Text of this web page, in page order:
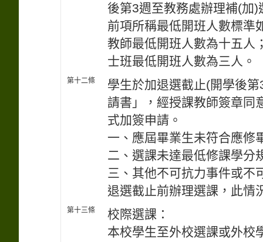
後第3週至教務處辦理補(加)
前項所稱最低開班人數標準
教師最低開班人數為十五人
士班最低開班人數為三人。
第十二條
學生於加退選截止(開學後
請書」，經授課教師簽章同
式加簽申請。
一、應屆畢業生未符合應修
二、選課未達最低修課學分
三、其他不可抗力事件或不
退選截止前辦理選課，此情
第十三條
校際選課：
本校學生至外校選課或外校